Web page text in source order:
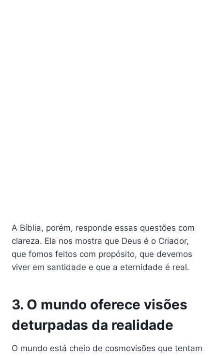
A Bíblia, porém, responde essas questões com
clareza. Ela nos mostra que Deus é o Criador,
que fomos feitos com propósito, que devemos
viver em santidade e que a eternidade é real.
3. O mundo oferece visões
deturpadas da realidade
O mundo está cheio de cosmovisões que tentam